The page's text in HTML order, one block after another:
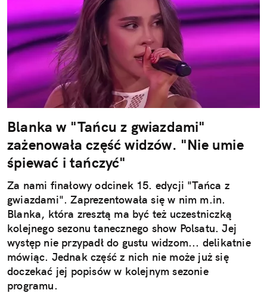
Blanka w "Tańcu z gwiazdami"
zażenowała część widzów. "Nie umie
śpiewać i tańczyć"
Za nami finałowy odcinek 15. edycji "Tańca z
gwiazdami". Zaprezentowała się w nim m.in.
Blanka, która zresztą ma być też uczestniczką
kolejnego sezonu tanecznego show Polsatu. Jej
występ nie przypadł do gustu widzom... delikatnie
mówiąc. Jednak część z nich nie może już się
doczekać jej popisów w kolejnym sezonie
programu.